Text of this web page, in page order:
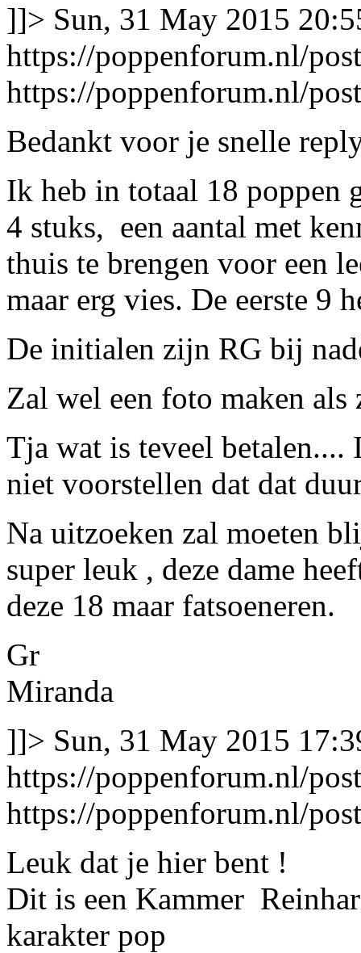
]]> Sun, 31 May 2015
https://poppenforum.nl/
https://poppenforum.nl/
Bedankt voor je snelle
Ik heb in totaal 18 poppen
4 stuks, een aantal met
thuis te brengen voor een
maar erg vies. De eerste 9
De initialen zijn RG bij
Zal wel een foto maken als
Tja wat is teveel betalen....
niet voorstellen dat dat
Na uitzoeken zal moeten
super leuk , deze dame
deze 18 maar fatsoeneren.
Gr
Miranda
]]> Sun, 31 May 2015
https://poppenforum.nl/
https://poppenforum.nl/
Leuk dat je hier bent !
Dit is een Kammer
karakter pop